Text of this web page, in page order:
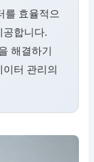
를 효율적으
합니다.
해결하기
터 관리의